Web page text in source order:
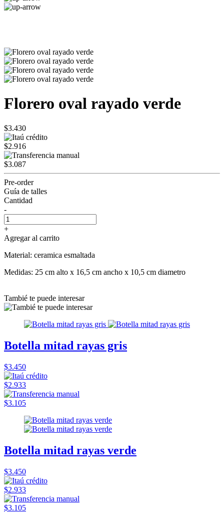
Florero oval rayado verde
$3.430
$2.916
$3.087
Pre-order
Guía de talles
Cantidad
-
+
Agregar al carrito
Material: ceramica esmaltada
Medidas: 25 cm alto x 16,5 cm ancho x 10,5 cm diametro
Tambié te puede interesar
Botella mitad rayas gris
$3.450
$2.933
$3.105
Botella mitad rayas verde
$3.450
$2.933
$3.105